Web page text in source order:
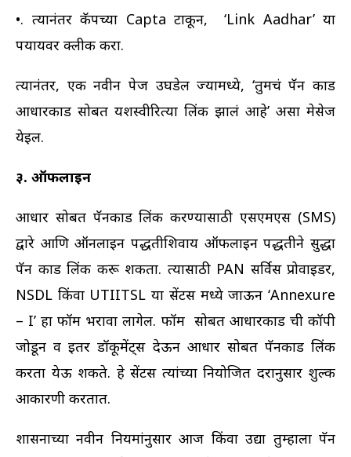
•. त्यानंतर कॅपच्या Capta टाकून, ‘Link Aadhar’ या
पर्यायवर क्लीक करा.
त्यानंतर, एक नवीन पेज उघडेल ज्यामध्ये, ‘तुमचं पॅन कार्ड
आधारकार्ड सोबत यशस्वीरित्या लिंक झालं आहे’ असा मेसेज
येईल.
३. ऑफलाईन
आधार सोबत पॅनकार्ड लिंक करण्यासाठी एसएमएस (SMS)
द्वारे आणि ऑनलाईन पद्धतीशिवाय ऑफलाईन पद्धतीने सुद्धा
पॅन कार्ड लिंक करू शकता. त्यासाठी PAN सर्विस प्रोवाईडर,
NSDL किंवा UTIITSL या सेंटर्स मध्ये जाऊन ‘Annexure
– I’ हा फॉर्म भरावा लागेल. फॉर्म सोबत आधारकार्ड ची कॉपी
जोडून व इतर डॉकूमेंट्स देऊन आधार सोबत पॅनकार्ड लिंक
करता येऊ शकते. हे सेंटर्स त्यांच्या नियोजित दरानुसार शुल्क
आकारणी करतात.
शासनाच्या नवीन नियमांनुसार आज किंवा उद्या तुम्हाला पॅन